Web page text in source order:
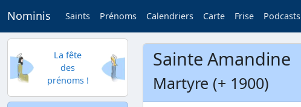
Nominis Saints Prénoms Calendriers Carte Frise Podcasts
La fête
des
prénoms !
Sainte Amandine
Martyre (+ 1900)